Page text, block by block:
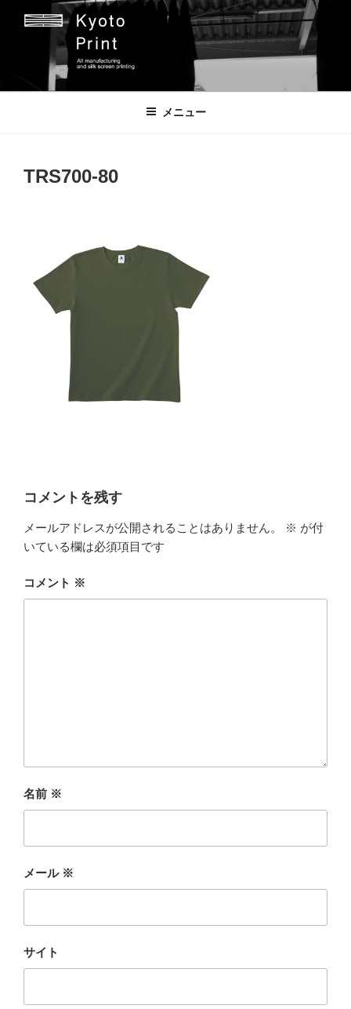
京都プリント
京都市のオリジナルプリント会社
メニュー
TRS700-80
コメントを残す
メールアドレスが公開されることはありません。 ※ が付
いている欄は必須項目です
コメント ※
名前 ※
メール ※
サイト